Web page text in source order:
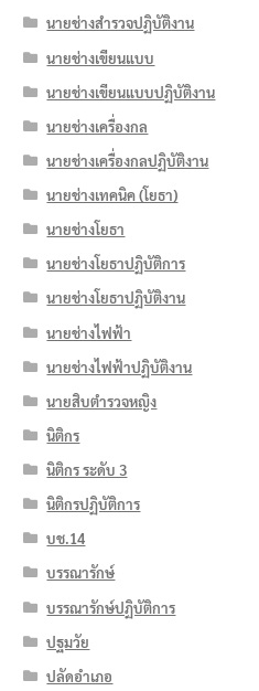
นายช่างสำรวจปฏิบัติงาน
นายช่างเขียนแบบ
นายช่างเขียนแบบปฏิบัติงาน
นายช่างเครื่องกล
นายช่างเครื่องกลปฏิบัติงาน
นายช่างเทคนิค (โยธา)
นายช่างโยธา
นายช่างโยธาปฏิบัติการ
นายช่างโยธาปฏิบัติงาน
นายช่างไฟฟ้า
นายช่างไฟฟ้าปฏิบัติงาน
นายสิบตำรวจหญิง
นิติกร
นิติกร ระดับ 3
นิติกรปฏิบัติการ
บช.14
บรรณารักษ์
บรรณารักษ์ปฏิบัติการ
ปฐมวัย
ปลัดอำเภอ